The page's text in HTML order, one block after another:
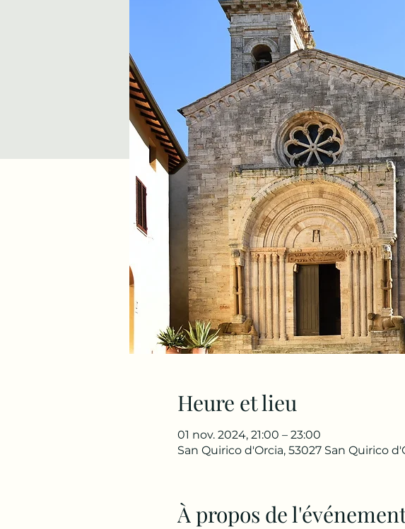
Heure et lieu
01 nov. 2024, 21:00 – 23:00
San Quirico d'Orcia, 53027 San Quirico
À propos de